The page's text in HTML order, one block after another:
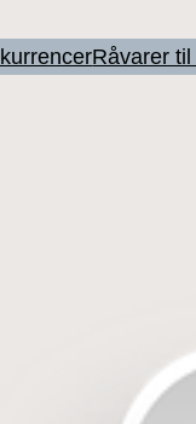
Råvarer